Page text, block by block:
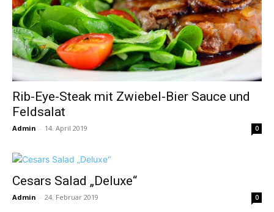
Rib-Eye-Steak mit Zwiebel-Bier Sauce und
Feldsalat
Admin - 14. April 2019 0
Cesars Salad „Deluxe“
Admin - 24. Februar 2019 0